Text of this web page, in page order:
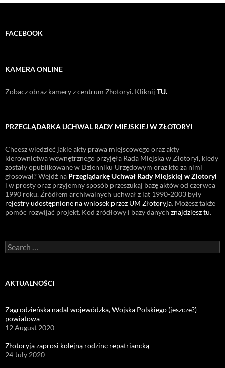
FACEBOOK
KAMERA ONLINE
Zobacz obraz kamery z centrum Złotoryi. Kliknij TU.
PRZEGLĄDARKA UCHWAL RADY MIEJSKIEJ W ZŁOTORYI
Chcesz wiedzieć jakie akty prawa miejscowego oraz akty
kierownictwa wewnętrznego przyjęła Rada Miejska w Złotoryi, kiedy
zostały opublikowane w Dzienniku Urzędowym oraz kto za nimi
głosował? Wejdź na Przeglądarkę Uchwał Rady Miejskiej w Zlotoryi
i w prosty oraz przyjemny sposób przeszukaj bazę aktów od czerwca
1990 roku. Źródłem archiwalnych uchwał z lat 1990-2003 były
rejestry udostępnione na wniosek przez UM Złotoryja. Możesz także
pomóc rozwijać projekt. Kod źródłowy i bazy danych znajdziesz tu.
Search
for:
AKTUALNOŚCI
Zagrodzieńska nadal wojewódzka, Wojska Polskiego (jeszcze?)
powiatowa
12 August 2020
Złotoryja zaprosi kolejną rodzinę repatriancką
24 July 2020